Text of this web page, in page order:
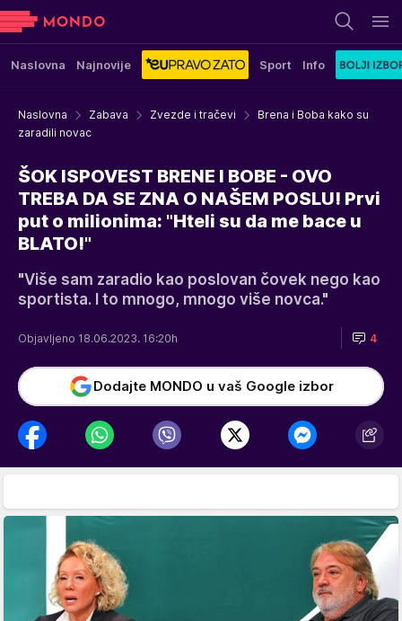
Naslovna Najnovije Sport Info
Naslovna Zabava Zvezde i tračevi
Brena i Boba kako su
zaradili novac
ŠOK ISPOVEST BRENE I BOBE - OVO
TREBA DA SE ZNA O NAŠEM POSLU! Prvi
put o milionima: "Hteli su da me bace u
BLATO!"
"Više sam zaradio kao poslovan čovek nego kao
sportista. I to mnogo, mnogo više novca."
Objavljeno 18.06.2023. 16:20h 4
Dodajte MONDO u vaš Google izbor